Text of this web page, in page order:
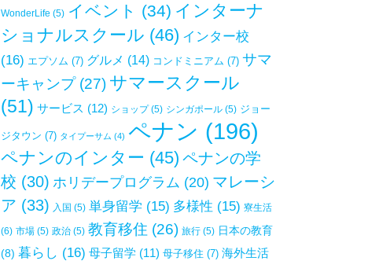
WonderLife (5) イベント (34) インターナ
ショナルスクール (46) インター校
(16) エプソム (7) グルメ (14) コンドミニアム (7) サマ
ーキャンプ(27) サマースクール
(51) サービス (12) ショップ(5) シンガポール (5) ジョー
ジタウン (7) タイプーサム (4) ペナン (196)
ペナンのインター (45) ペナンの学
校 (30) ホリデープログラム (20) マレーシ
ア (33) 入国 (5) 単身留学 (15) 多様性 (15) 寮生活
(6) 市場 (5) 政治 (5) 教育移住 (26) 旅行 (5) 日本の教育
(8) 暮らし (16) 母子留学 (11) 母子移住 (7) 海外生活